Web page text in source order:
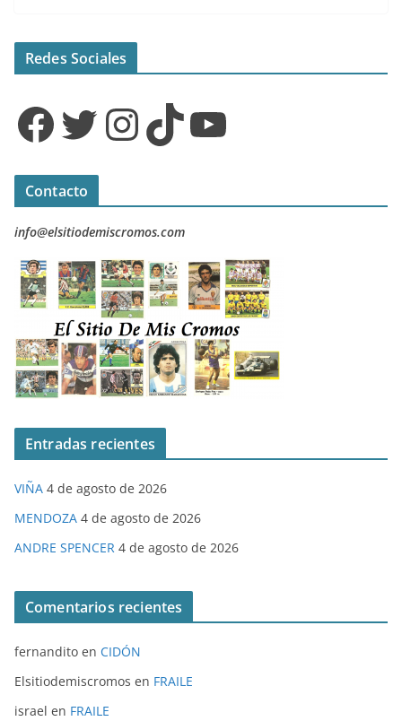
Redes Sociales
Facebook Twitter InstagramTikTok YouTube
Contacto
info@elsitiodemiscromos.com
Entradas recientes
VIÑA 4 de agosto de 2026
MENDOZA 4 de agosto de 2026
ANDRE SPENCER 4 de agosto de 2026
Comentarios recientes
fernandito en CIDÓN
Elsitiodemiscromos en FRAILE
israel en FRAILE